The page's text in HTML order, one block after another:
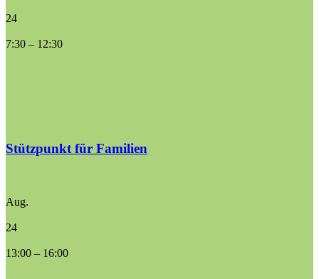
24
7:30 – 12:30
Stützpunkt für Familien
Aug.
24
13:00 – 16:00